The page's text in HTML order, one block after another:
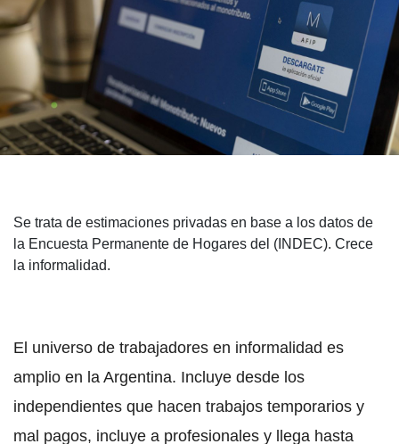
Se trata de estimaciones privadas en base a los datos de
la Encuesta Permanente de Hogares del (INDEC). Crece
la informalidad.
El universo de trabajadores en informalidad es
amplio en la Argentina. Incluye desde los
independientes que hacen trabajos temporarios y
mal pagos, incluye a profesionales y llega hasta